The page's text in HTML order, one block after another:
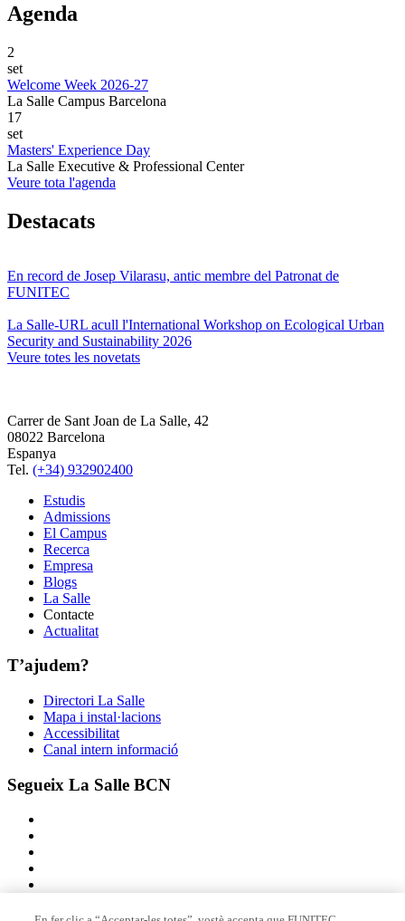
Agenda
2
set
Welcome Week 2026-27
La Salle Campus Barcelona
17
set
Masters' Experience Day
La Salle Executive & Professional Center
Veure tota l'agenda
Destacats
En record de Josep Vilarasu, antic membre del Patronat de
FUNITEC
La Salle-URL acull l'International Workshop on Ecological Urban
Security and Sustainability 2026
Veure totes les novetats
Carrer de Sant Joan de La Salle, 42
08022 Barcelona
Espanya
Tel. (+34) 932902400
Estudis
Admissions
El Campus
Recerca
Empresa
Blogs
La Salle
Contacte
Actualitat
T’ajudem?
Directori La Salle
Mapa i instal·lacions
Accessibilitat
Canal intern informació
Segueix La Salle BCN